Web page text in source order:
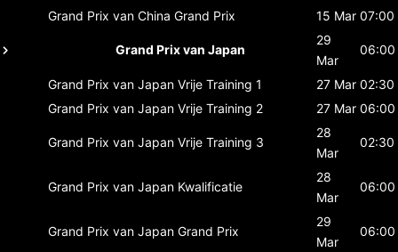
Grand Prix van China Grand Prix 15 Mar 07:00
Grand Prix van Japan
29
Mar
06:00
Grand Prix van Japan Vrije Training 1 27 Mar 02:30
Grand Prix van Japan Vrije Training 2 27 Mar 06:00
Grand Prix van Japan Vrije Training 3
28
Mar
02:30
Grand Prix van Japan Kwalificatie
28
Mar
06:00
Grand Prix van Japan Grand Prix
29
Mar
06:00